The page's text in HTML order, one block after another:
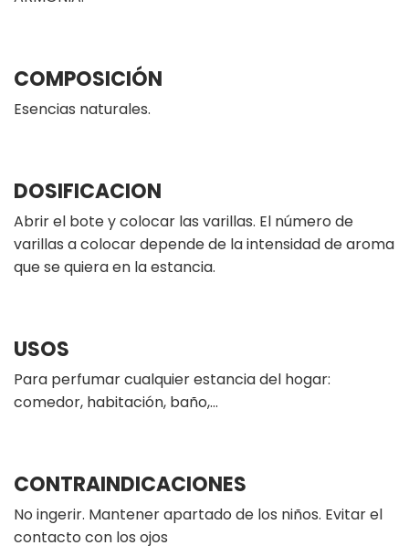
COMPOSICIÓN
Esencias naturales.
DOSIFICACION
Abrir el bote y colocar las varillas. El número de
varillas a colocar depende de la intensidad de aroma
que se quiera en la estancia.
USOS
Para perfumar cualquier estancia del hogar:
comedor, habitación, baño,…
CONTRAINDICACIONES
No ingerir. Mantener apartado de los niños. Evitar el
contacto con los ojos